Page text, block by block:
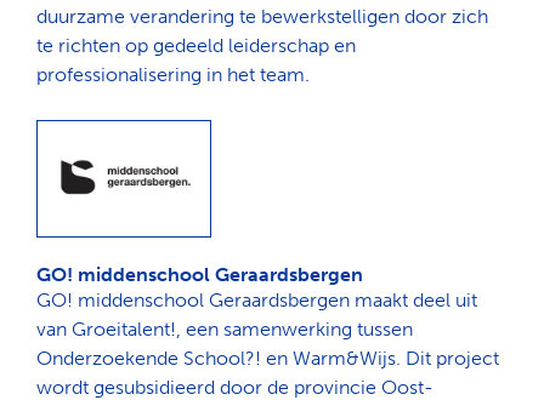
duurzame verandering te bewerkstelligen door zich
te richten op gedeeld leiderschap en
professionalisering in het team.
GO! middenschool Geraardsbergen
GO! middenschool Geraardsbergen maakt deel uit
van Groeitalent!, een samenwerking tussen
Onderzoekende School?! en Warm&Wijs. Dit project
wordt gesubsidieerd door de provincie Oost-